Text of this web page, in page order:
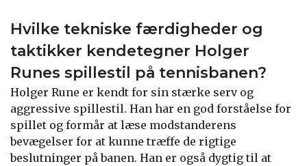
Hvilke tekniske færdigheder og
taktikker kendetegner Holger
Runes spillestil på tennisbanen?
Holger Rune er kendt for sin stærke serv og
aggressive spillestil. Han har en god forståelse for
spillet og formår at læse modstanderens
bevægelser for at kunne træffe de rigtige
beslutninger på banen. Han er også dygtig til at